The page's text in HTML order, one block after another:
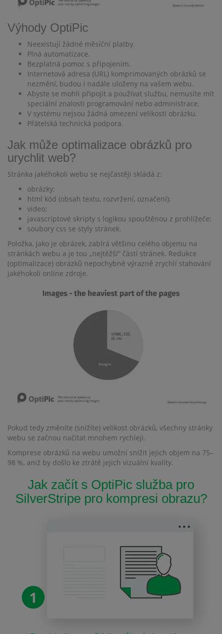
Výhody OptiPic
Neexistují žádné měsíční platby.
Plná automatizace.
Bezplatná pomoc s připojením.
Internetová adresa (URL) komprimovaných obrázků se
nezmění, budou i nadále uloženy na vašem webu.
Abyste se mohli připojit a používat službu, nemusíte mít
speciální znalosti programování nebo administrace.
V systému nejsou žádná omezení velikosti obrázku.
Přátelská technická podpora.
Jak může optimalizace obrázků pro
urychlit web?
Stránka jakéhokoli webu se nejčastěji skládá z:
obrázky;
html kód (obsah textu, rozvržení, označení);
video;
javascriptové skripty s logikou spouštěnou z prohlížeče;
soubory css se styly stránek.
Položka, jako je obrázek, zabírá většinu celého objemu na
stránkách webu a je tou „nejtěžší“ částí stránek. Redukce
(optimalizace) obrázků nepochybně výrazně zrychlí stahování
jakéhokoli online zdroje.
Pokud tedy změníte (snížíte) velikost obrázků, všechny stránky
webu se začnou načítat mnohem rychleji.
Komprese obrázků na webu umožní snížit jejich objem na 75–
98 %, aniž by došlo ke ztrátě jejich vizuální kvality.
Jak začít s OptiPic služba pro
SilverStripe pro kompresi obrazu?
1